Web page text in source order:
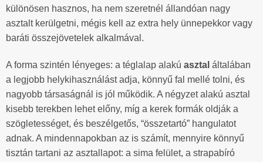
különösen hasznos, ha nem szeretnél állandóan nagy
asztalt kerülgetni, mégis kell az extra hely ünnepekkor vagy
baráti összejövetelek alkalmával.
A forma szintén lényeges: a téglalap alakú asztal általában
a legjobb helykihasználást adja, könnyű fal mellé tolni, és
nagyobb társaságnál is jól működik. A négyzet alakú asztal
kisebb terekben lehet előny, míg a kerek formák oldják a
szögletességet, és beszélgetős, “összetartó” hangulatot
adnak. A mindennapokban az is számít, mennyire könnyű
tisztán tartani az asztallapot: a sima felület, a strapabíró